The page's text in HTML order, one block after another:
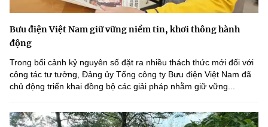
Bưu điện Việt Nam giữ vững niềm tin, khơi thông hành
động
Trong bối cảnh kỷ nguyên số đặt ra nhiều thách thức mới đối với
công tác tư tưởng, Đảng ủy Tổng công ty Bưu điện Việt Nam đã
chủ động triển khai đồng bộ các giải pháp nhằm giữ vững...